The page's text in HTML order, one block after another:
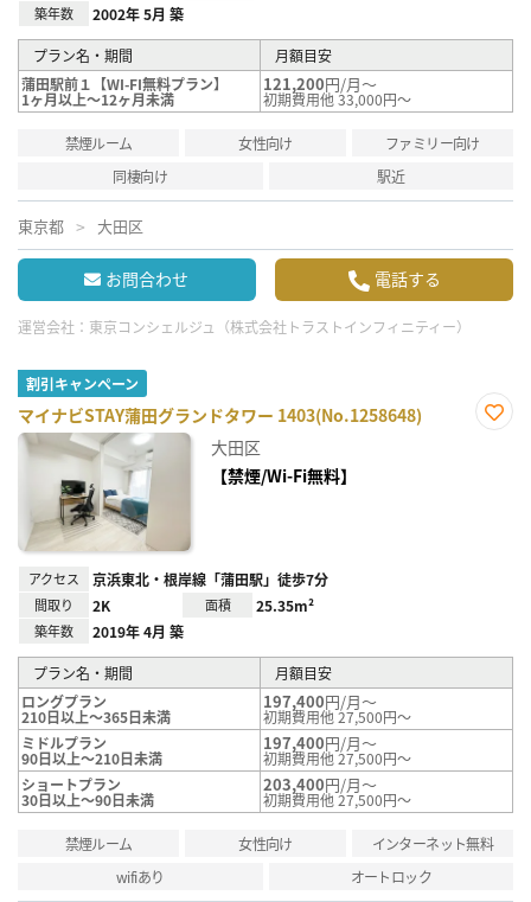
築年数 2002年 5月 築
プラン名・期間
月額目安
蒲田駅前１【WI-FI無料プラン】
1ヶ月以上～12ヶ月未満
121,200円/月～
初期費用他 33,000円～
禁煙ルーム 女性向け
ファミリー向け
同棲向け
駅近
東京都 大田区
お問合わせ 電話する
運営会社： 東京コンシェルジュ（株式会社トラストインフィニティー）
割引キャンペーン
マイナビSTAY蒲田グランドタワー 1403(No.1258648)
大田区
【禁煙/Wi-Fi無料】
アクセス 京浜東北・根岸線「蒲田駅」徒歩7分
間取り 2K 面積 25.35m²
築年数 2019年 4月 築
プラン名・期間
月額目安
ロングプラン
210日以上～365日未満
197,400円/月～
初期費用他 27,500円～
ミドルプラン
90日以上～210日未満
197,400円/月～
初期費用他 27,500円～
ショートプラン
30日以上～90日未満
203,400円/月～
初期費用他 27,500円～
禁煙ルーム 女性向け
インターネット無料
wifiあり
オートロック